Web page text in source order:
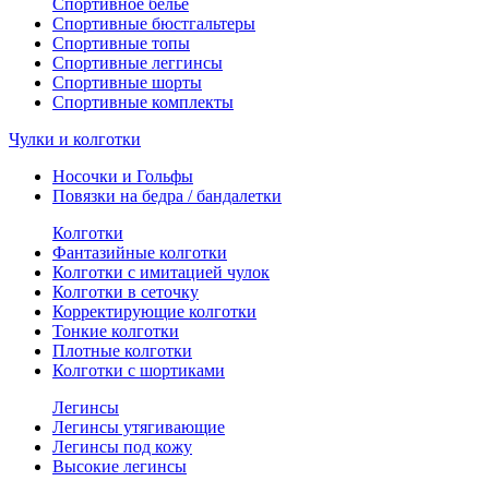
Спортивное белье
Спортивные бюстгальтеры
Спортивные топы
Спортивные леггинсы
Спортивные шорты
Спортивные комплекты
Чулки и колготки
Носочки и Гольфы
Повязки на бедра / бандалетки
Колготки
Фантазийные колготки
Колготки с имитацией чулок
Колготки в сеточку
Корректирующие колготки
Тонкие колготки
Плотные колготки
Колготки с шортиками
Легинсы
Легинсы утягивающие
Легинсы под кожу
Высокие легинсы